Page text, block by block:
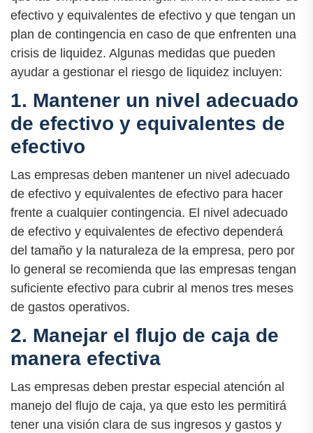
efectivo y equivalentes de efectivo y que tengan un
plan de contingencia en caso de que enfrenten una
crisis de liquidez. Algunas medidas que pueden
ayudar a gestionar el riesgo de liquidez incluyen:
1. Mantener un nivel adecuado
de efectivo y equivalentes de
efectivo
Las empresas deben mantener un nivel adecuado
de efectivo y equivalentes de efectivo para hacer
frente a cualquier contingencia. El nivel adecuado
de efectivo y equivalentes de efectivo dependerá
del tamaño y la naturaleza de la empresa, pero por
lo general se recomienda que las empresas tengan
suficiente efectivo para cubrir al menos tres meses
de gastos operativos.
2. Manejar el flujo de caja de
manera efectiva
Las empresas deben prestar especial atención al
manejo del flujo de caja, ya que esto les permitirá
tener una visión clara de sus ingresos y gastos y